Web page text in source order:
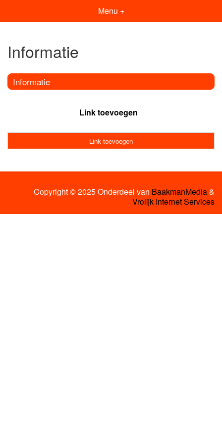
Menu +
Informatie
Informatie
Link toevoegen
Link toevoegen
Copyright © 2025 Onderdeel van BaakmanMedia&
Vrolijk Internet Services